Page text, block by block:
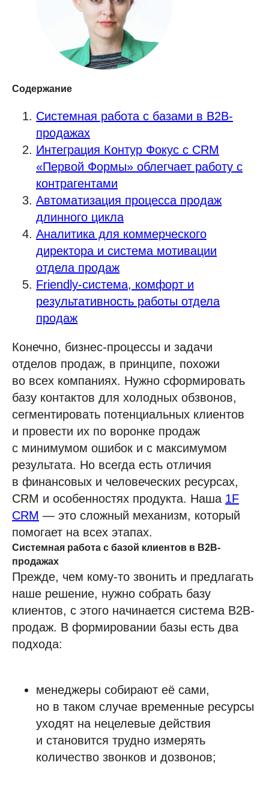
Содержание
Системная работа с базами в B2B-
продажах
Интеграция Контур Фокус с CRM
«Первой Формы» облегчает работу с
контрагентами
Автоматизация процесса продаж
длинного цикла
Аналитика для коммерческого
директора и система мотивации
отдела продаж
Friendly-система, комфорт и
результативность работы отдела
продаж
Конечно, бизнес-процессы и задачи
отделов продаж, в принципе, похожи
во всех компаниях. Нужно сформировать
базу контактов для холодных обзвонов,
сегментировать потенциальных клиентов
и провести их по воронке продаж
с минимумом ошибок и с максимумом
результата. Но всегда есть отличия
в финансовых и человеческих ресурсах,
CRM и особенностях продукта. Наша 1F
CRM — это сложный механизм, который
помогает на всех этапах.
Системная работа с базой клиентов в B2B-
продажах
Прежде, чем кому-то звонить и предлагать
наше решение, нужно собрать базу
клиентов, с этого начинается система B2B-
продаж. В формировании базы есть два
подхода:
менеджеры собирают её сами,
но в таком случае временные ресурсы
уходят на нецелевые действия
и становится трудно измерять
количество звонков и дозвонов;